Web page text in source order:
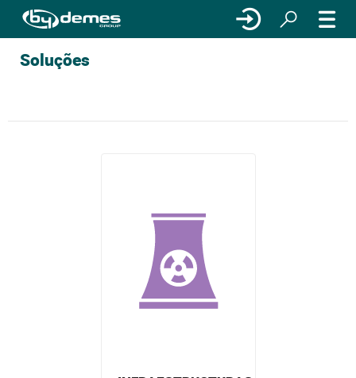
Soluções